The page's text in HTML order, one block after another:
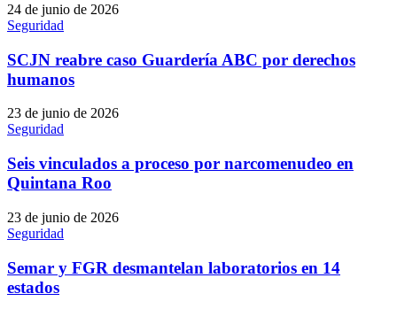
24 de junio de 2026
Seguridad
SCJN reabre caso Guardería ABC por derechos
humanos
23 de junio de 2026
Seguridad
Seis vinculados a proceso por narcomenudeo en
Quintana Roo
23 de junio de 2026
Seguridad
Semar y FGR desmantelan laboratorios en 14
estados